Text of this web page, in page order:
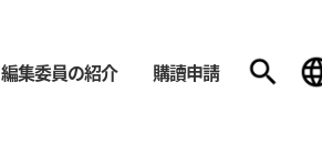
編集委員の紹介 購讀申請